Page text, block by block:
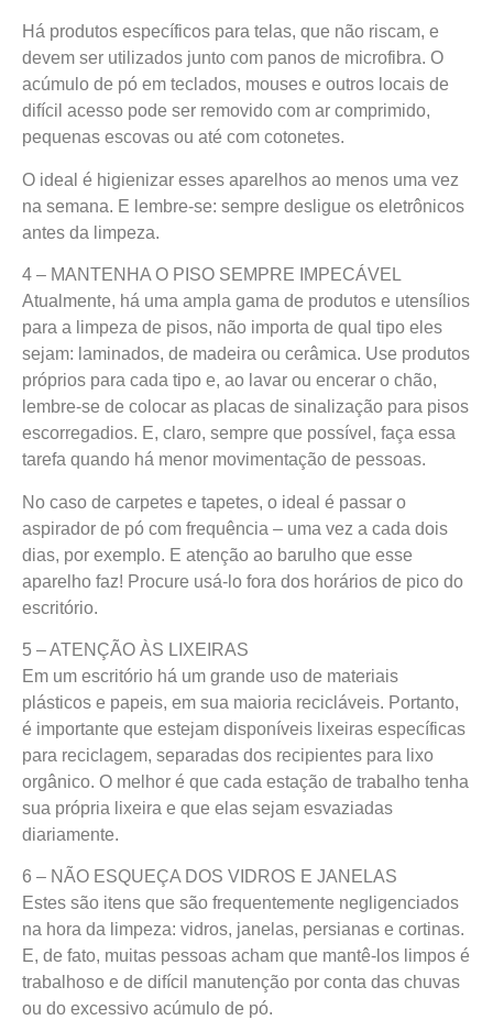
Há produtos específicos para telas, que não riscam, e
devem ser utilizados junto com panos de microfibra. O
acúmulo de pó em teclados, mouses e outros locais de
difícil acesso pode ser removido com ar comprimido,
pequenas escovas ou até com cotonetes.
O ideal é higienizar esses aparelhos ao menos uma vez
na semana. E lembre-se: sempre desligue os eletrônicos
antes da limpeza.
4 – MANTENHA O PISO SEMPRE IMPECÁVEL
Atualmente, há uma ampla gama de produtos e utensílios
para a limpeza de pisos, não importa de qual tipo eles
sejam: laminados, de madeira ou cerâmica. Use produtos
próprios para cada tipo e, ao lavar ou encerar o chão,
lembre-se de colocar as placas de sinalização para pisos
escorregadios. E, claro, sempre que possível, faça essa
tarefa quando há menor movimentação de pessoas.
No caso de carpetes e tapetes, o ideal é passar o
aspirador de pó com frequência – uma vez a cada dois
dias, por exemplo. E atenção ao barulho que esse
aparelho faz! Procure usá-lo fora dos horários de pico do
escritório.
5 – ATENÇÃO ÀS LIXEIRAS
Em um escritório há um grande uso de materiais
plásticos e papeis, em sua maioria recicláveis. Portanto,
é importante que estejam disponíveis lixeiras específicas
para reciclagem, separadas dos recipientes para lixo
orgânico. O melhor é que cada estação de trabalho tenha
sua própria lixeira e que elas sejam esvaziadas
diariamente.
6 – NÃO ESQUEÇA DOS VIDROS E JANELAS
Estes são itens que são frequentemente negligenciados
na hora da limpeza: vidros, janelas, persianas e cortinas.
E, de fato, muitas pessoas acham que mantê-los limpos é
trabalhoso e de difícil manutenção por conta das chuvas
ou do excessivo acúmulo de pó.